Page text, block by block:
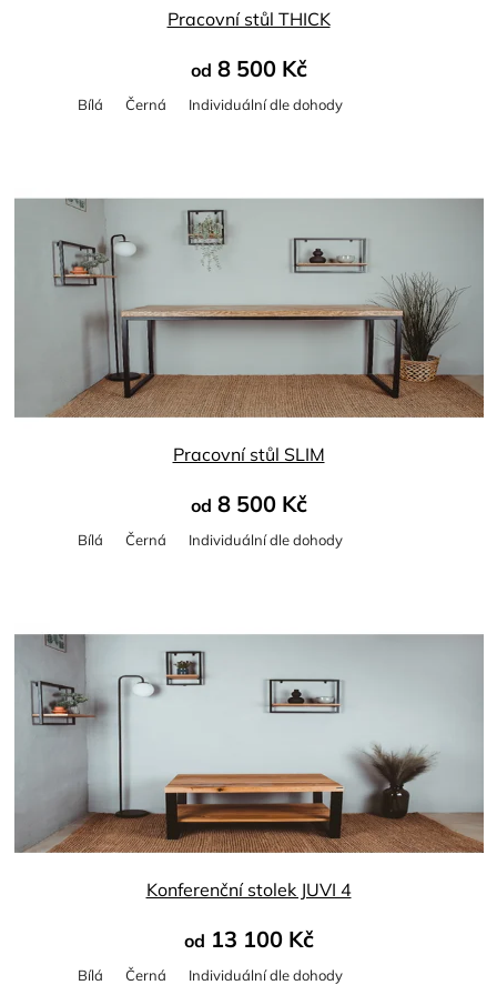
Pracovní stůl THICK
od 8 500 Kč
Bílá Černá Individuální dle dohody
Pracovní stůl SLIM
od 8 500 Kč
Bílá Černá Individuální dle dohody
Konferenční stolek JUVI 4
od 13 100 Kč
Bílá Černá Individuální dle dohody